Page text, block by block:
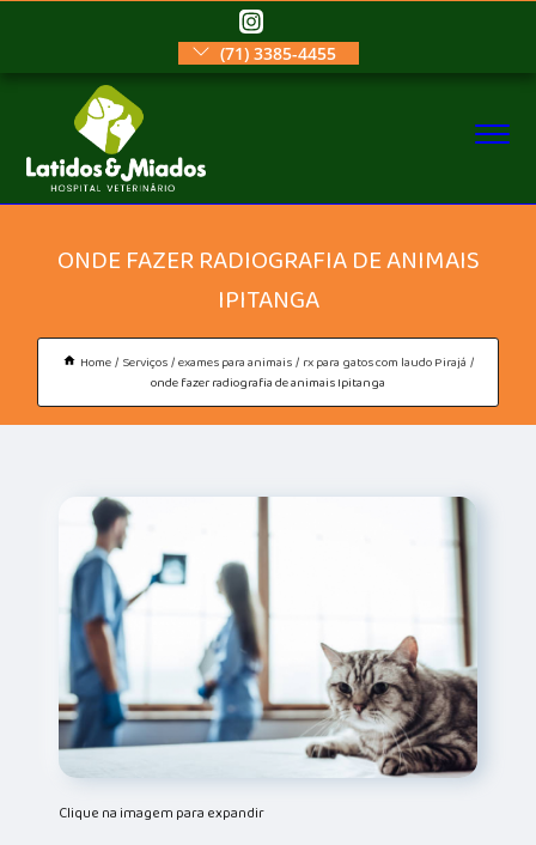
(71) 3385-4455
ONDE FAZER RADIOGRAFIA DE ANIMAIS
IPITANGA
Home Serviços exames para animais rx para gatos com laudo Pirajá
onde fazer radiografia de animais Ipitanga
Clique na imagem para expandir